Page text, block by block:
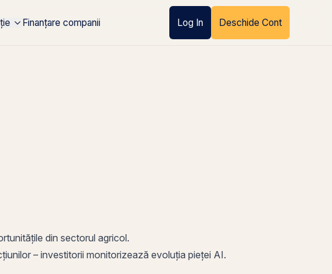
Finanțare companii Log In Deschide Cont
din sectorul agricol.
– investitorii monitorizează evoluția pieței AI.